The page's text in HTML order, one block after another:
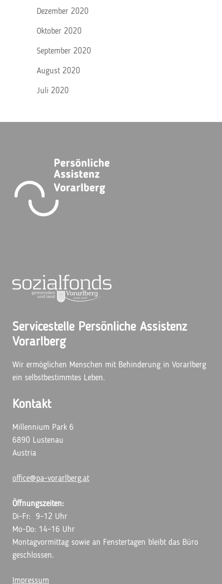
Dezember 2020
Oktober 2020
September 2020
August 2020
Juli 2020
Servicestelle Persönliche Assistenz
Vorarlberg
Wir ermöglichen Menschen mit Behinderung in Vorarlberg
ein selbstbestimmtes Leben.
Kontakt
Millennium Park 6
6890 Lustenau
Austria
office@pa-vorarlberg.at
Öffnungszeiten:
Di-Fr: 9–12 Uhr
Mo-Do: 14–16 Uhr
Montagvormittag sowie an Fenstertagen bleibt das Büro
geschlossen.
Impressum